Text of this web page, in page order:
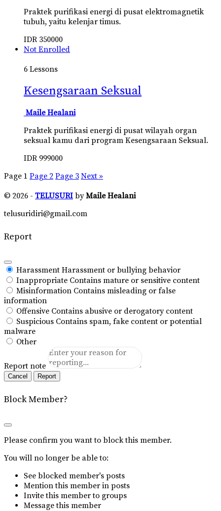
Praktek purifikasi energi di pusat elektromagnetik
tubuh, yaitu kelenjar timus.
IDR 350000
Not Enrolled
6 Lessons
Kesengsaraan Seksual
Maile Healani
Praktek purifikasi energi di pusat wilayah organ
seksual kamu dari program Kesengsaraan Seksual.
IDR 999000
Page 1 Page 2 Page 3 Next »
© 2026 - TELUSURI byMaile Healani
telusuridiri@gmail.com
Report
Harassment Harassment or bullying behavior
Inappropriate Contains mature or sensitive content
Misinformation Contains misleading or false
information
Offensive Contains abusive or derogatory content
Suspicious Contains spam, fake content or potential
malware
Other
Report note
Report
Block Member?
Please confirm you want to block this member.
You will no longer be able to:
See blocked member's posts
Mention this member in posts
Invite this member to groups
Message this member